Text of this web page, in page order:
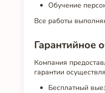
Обучение
Все работы
Гарантийное
Компания
гарантии
Бесплатный